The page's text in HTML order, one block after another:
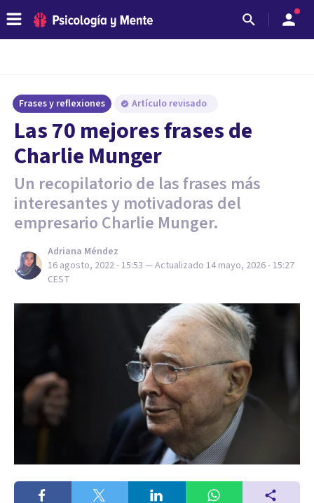
Frases y reflexiones Artículo revisado
Las 70 mejores frases de
Charlie Munger
Un recopilatorio de las frases más
interesantes y motivadoras del
empresario Charlie Munger.
Adriana Méndez
16 agosto, 2022 - 15:53 — Actualizado 14 mayo, 2026 - 15:27
CEST